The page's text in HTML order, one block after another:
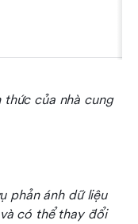
của nhà cung
phản ánh dữ liệu
có thể thay đổi